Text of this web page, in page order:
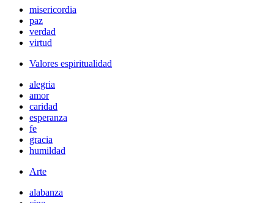
misericordia
paz
verdad
virtud
Valores espiritualidad
alegria
amor
caridad
esperanza
fe
gracia
humildad
Arte
alabanza